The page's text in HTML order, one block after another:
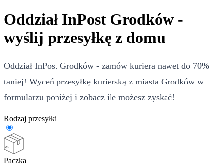
Oddział InPost Grodków -
wyślij przesyłkę z domu
Oddział InPost Grodków - zamów kuriera nawet do 70%
taniej! Wyceń przesyłkę kurierską z miasta Grodków w
formularzu poniżej i zobacz ile możesz zyskać!
Rodzaj przesyłki
Paczka